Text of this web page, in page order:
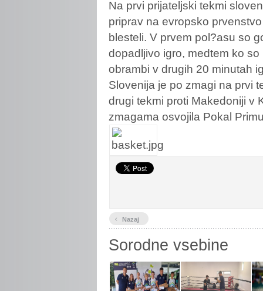
Na prvi prijateljski tekmi
priprav na evropsko
blesteli. V prvem pol?asu so
dopadljivo igro, medtem ko
obrambi v drugih 20 minutah
Slovenija je po zmagi na prvi
drugi tekmi proti Makedoniji v
zmagama osvojila Pokal
‹ Nazaj
Sorodne vsebine